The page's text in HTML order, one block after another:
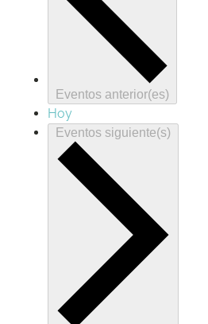
Eventos anterior(es)
Hoy
Eventos siguiente(s)